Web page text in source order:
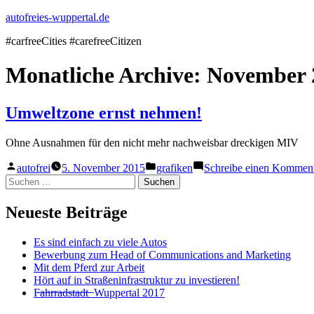
Zum
springen
autofreies-wuppertal.de
#carfreeCities #carefreeCitizen
Monatliche Archive: November
Umweltzone ernst nehmen!
Ohne Ausnahmen für den nicht mehr nachweisbar dreckigen MIV
Veröffentlicht
von
autofrei 5. November 2015
Veröffentlicht
in
grafiken Schreibe einen
Suchen
nach:
Neueste Beiträge
Es sind einfach zu viele Autos
Bewerbung zum Head of Communications and Marketing
Mit dem Pferd zur Arbeit
Hört auf in Straßeninfrastruktur zu investieren!
F̶a̶h̶r̶r̶a̶d̶s̶t̶a̶d̶t̶ ̶ Wuppertal 2017